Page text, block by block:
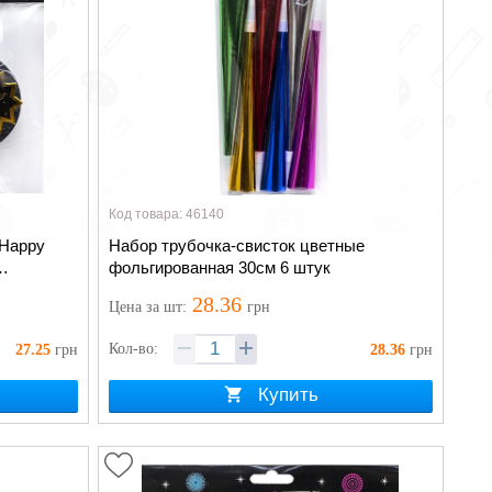
27.25 грн
Код товара: 46140
Набор трубочка-свисток цветные
фольгированная 30см 6 штук
Ценаза шт: 28.36 грн
Кол-во: 28.36 грн
Купить